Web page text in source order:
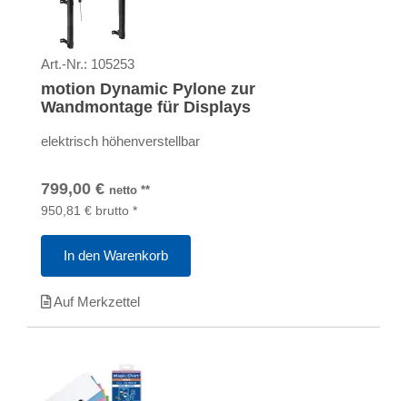
Art.-Nr.: 105253
motion Dynamic Pylone zur
Wandmontage für Displays
elektrisch höhenverstellbar
799,00 € netto **
950,81 € brutto *
In den Warenkorb
Auf Merkzettel